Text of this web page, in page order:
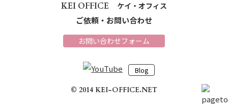
KEI OFFICE ケイ・オフィス
ご依頼・お問い合わせ
お問い合わせフォーム
Blog
© 2014 KEI-OFFICE.NET